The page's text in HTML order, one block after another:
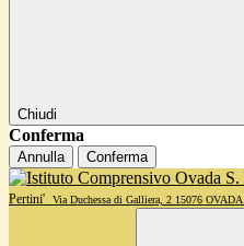
Chiudi
Conferma
Annulla Conferma
Pertini'
Via Duchessa di Galliera, 2 15076 OVADA